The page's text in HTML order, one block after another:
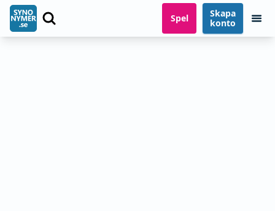
Spel
Skapa
konto